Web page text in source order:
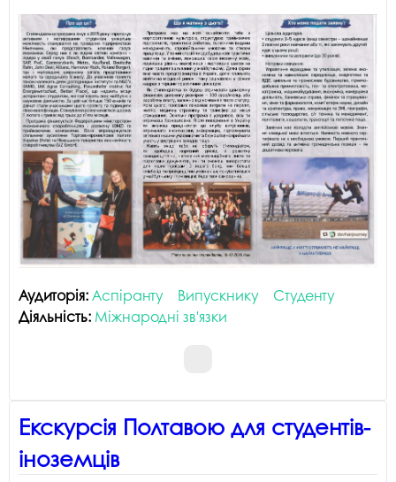
Аудиторія:Аспіранту Випускнику
Студенту
Діяльність: Міжнародні зв'язки
Екскурсія Полтавою для студентів-
іноземців